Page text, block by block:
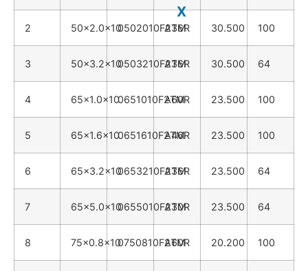
X
2 50x2.0x100502010F2TM
A36R 30.500 100
3 50x3.2x100503210F2TM
A36R 30.500 64
4 65x1.0x100651010F2TM
A60R 23.500 100
5 65x1.6x100651610F2TM
A46R 23.500 100
6 65x3.2x100653210F2TM
A36R 23.500 64
7 65x5.0x100655010F2TM
A30R 23.500 64
8 75x0.8x100750810F2TM
A60R 20.200 100